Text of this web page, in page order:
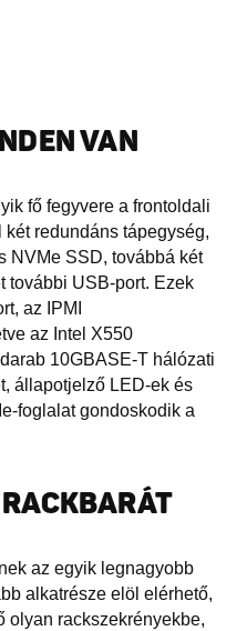
VAN
fő fegyvere a frontoldali
redundáns tápegység,
NVMe SSD, továbbá két
további USB-port. Ezek
az IPMI
az Intel X550
10GBASE-T hálózati
állapotjelző LED-ek és
foglalat gondoskodik a
az egyik legnagyobb
alkatrésze elöl elérhető,
olyan rackszekrényekbe,